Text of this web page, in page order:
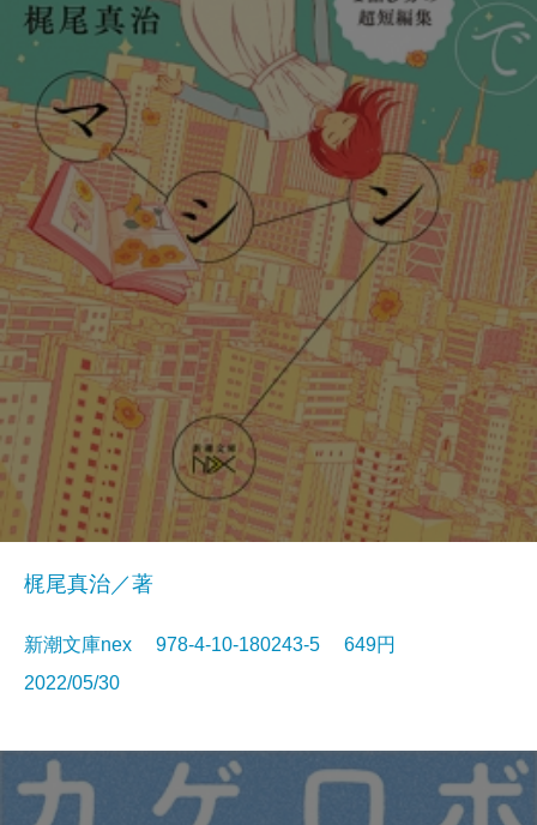
梶尾真治／著
新潮文庫nex 978-4-10-180243-5 649円
2022/05/30